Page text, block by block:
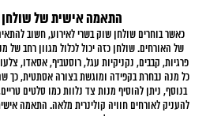
התאמה אישית של
כאשר בוחרים שולחן שוק בשרי לאירוע, חשוב
של האורחים. שולחן כזה יכול לכלול מגוון רחב של
פרגיות, קבבים, נקניקיות עגל, רוסטביף, אסאדו,
כל מנה נבחרת בקפידה ומוגשת בצורה אסתטית, כך
בנוסף, ניתן להוסיף מנות צד נלוות כמו סלטים
להעניק לאורחים חוויה קולינרית מלאה. התאמה